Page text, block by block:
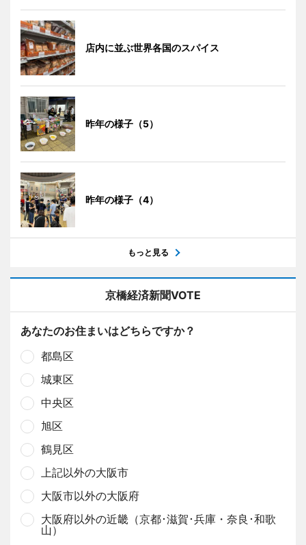
店内に並ぶ世界各国のスパイス
昨年の様子（5）
昨年の様子（4）
もっと見る
京橋経済新聞VOTE
あなたのお住まいはどちらですか？
都島区
城東区
中央区
旭区
鶴見区
上記以外の大阪市
大阪市以外の大阪府
大阪府以外の近畿（京都･滋賀･兵庫・奈良･和歌
山）